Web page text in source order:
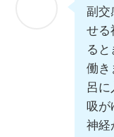
副交
せる
る
働き
呂
吸が
神経